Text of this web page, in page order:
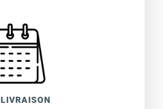
LIVRAISON